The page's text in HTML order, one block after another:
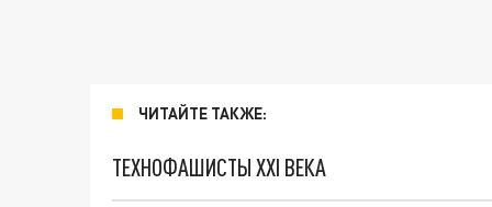
ЧИТАЙТЕ ТАКЖЕ:
ТЕХНОФАШИСТЫ XXI ВЕКА